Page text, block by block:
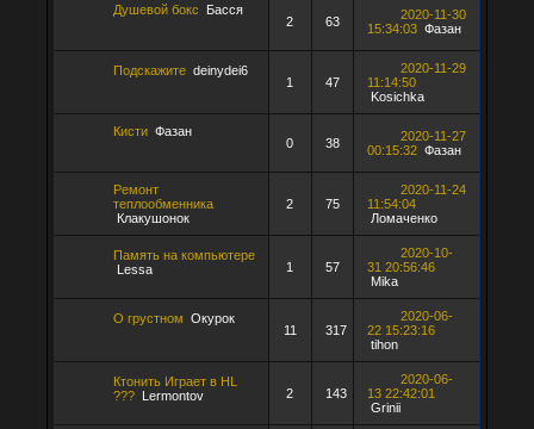
Душевой бокс
Басся
2
63
2020-11-30
15:34:03 Фазан
Подскажите deinydei6
1
47
2020-11-29
11:14:50
Kosichka
Кисти Фазан
0
38
2020-11-27
00:15:32 Фазан
Ремонт
теплообменника
Клакушонок
2 75
2020-11-24
11:54:04
Ломаченко
Память на компьютере
Lessa
1 57
2020-10-
31 20:56:46
Mika
О грустном Окурок
11
317
2020-06-
22 15:23:16
tihon
Ктонить Играет в HL
???
Lermontov 2 143
2020-06-
13 22:42:01
Grinii